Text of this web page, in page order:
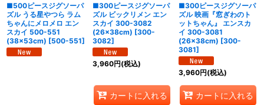
■500ピースジグソーパ
ズル うる星やつら ラム
ちゃんにメロメロ エン
スカイ 500-551
(38×53cm) [500-551]
■300ピースジグソーパ
ズル ビックリメン エン
スカイ 300-3082
(26×38cm) [300-
3082]
3,960円(税込)
カートに入れる
■300ピースジグソーパ
ズル 映画『窓ぎわのト
ットちゃん』 エンスカ
イ 300-3081
(26×38cm) [300-
3081]
3,960円(税込)
カートに入れる